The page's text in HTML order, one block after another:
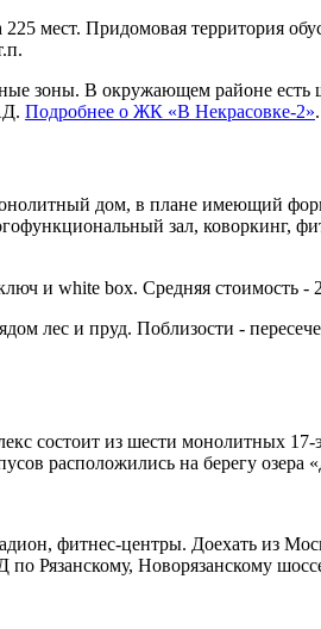
мест. Придомовая территория
зоны. В окружающем районе есть
Подробнее о ЖК «В Некрасовке-2».
дом, в плане имеющий
зал, коворкинг,
и white box. Средняя стоимость -
лес и пруд. Поблизости -
состоит из шести монолитных 17-
расположились на берегу озера
фитнес-центры. Доехать из
Рязанскому, Новорязанскому